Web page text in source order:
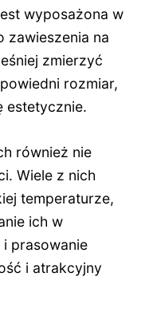
wyposażona w
zawieszenia na
zmierzyć
rozmiar,
estetycznie.
również nie
Wiele z nich
temperaturze,
ich w
prasowanie
i atrakcyjny